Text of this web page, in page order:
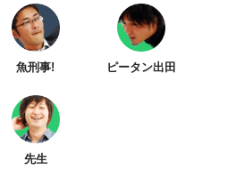
魚刑事! ピータン出田
先生